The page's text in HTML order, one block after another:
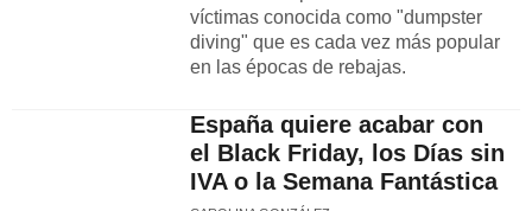
víctimas conocida como "dumpster
diving" que es cada vez más popular
en las épocas de rebajas.
España quiere acabar con
el Black Friday, los Días sin
IVA o la Semana Fantástica